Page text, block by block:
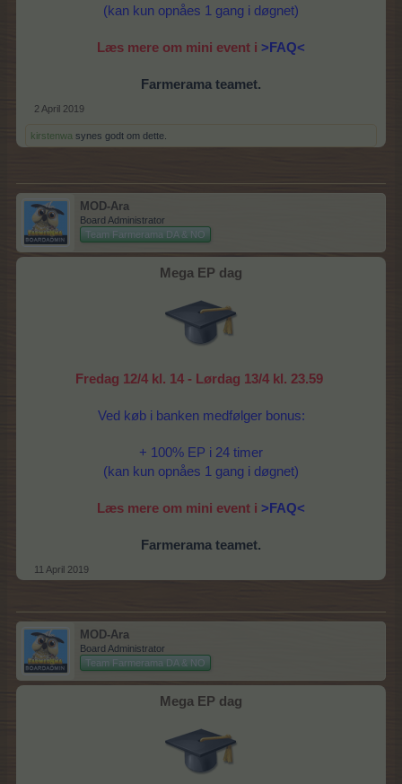
(kan kun opnåes 1 gang i døgnet)
Læs mere om mini event i >FAQ<
Farmerama teamet.
2 April 2019
kirstenwa synes godt om dette.
MOD-Ara
Board Administrator
Team Farmerama DA & NO
Mega EP dag
Fredag 12/4 kl. 14 - Lørdag 13/4 kl. 23.59
Ved køb i banken medfølger bonus:
+ 100% EP i 24 timer
(kan kun opnåes 1 gang i døgnet)
Læs mere om mini event i >FAQ<
Farmerama teamet.
11 April 2019
MOD-Ara
Board Administrator
Team Farmerama DA & NO
Mega EP dag